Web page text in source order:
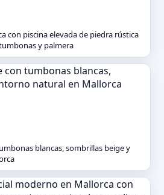
con piscina elevada de piedra rústica
y palmera
blancas, sombrillas beige y